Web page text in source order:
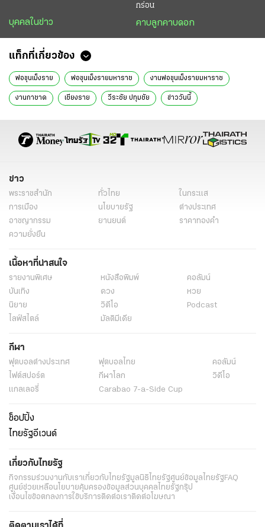
บุคคลในข่าว
กร่อน
คาบลูกคาบดอก
แท็กที่เกี่ยวข้อง
พ่อขุนเม็งราย พ่อขุนเม็งรายมหาราช งานพ่อขุนเม็งรายมหาราช
งานกาชาด เชียงราย วีระชัย ปทุมชัย ข่าววันนี้
ข่าว
พระราชสำนัก ทั่วไทย
ในกระแส
การเมือง
นโยบายรัฐ
ต่างประเทศ
อาชญากรรม
ยานยนต์
ราคาทองคำ
ความยั่งยืน
เนื้อหาที่น่าสนใจ
รายงานพิเศษ หนังสือพิมพ์
คอลัมน์
บันเทิง
ดวง
หวย
นิยาย
วิดีโอ
Podcast
ไลฟ์สไตล์
มัลติมีเดีย
กีฬา
ฟุตบอลต่่างประเทศ ฟุตบอลไทย
คอลัมน์
ไฟต์สปอร์ต
กีฬาโลก
วิดีโอ
แกลเลอรี่
Carabao 7-a-Side Cup
ช็อปปิ้ง
ไทยรัฐอีเวนต์
เกี่ยวกับไทยรัฐ
กิจกรรมร่วมงานกับเราเกี่ยวกับไทยรัฐมูลนิธิไทยรัฐศูนย์ข้อมูลไทยรัฐFAQ
ศูนย์ช่วยเหลือนโยบายคุ้มครองข้อมูลส่วนบุคคลไทยรัฐกรุ๊ป
เงื่อนไขข้อตกลงการใช้บริการติดต่อเราติดต่อโฆษณา